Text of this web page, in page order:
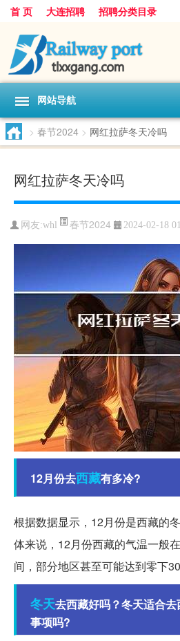
首 页 大连招聘 招聘分类目录
网站导航
> 春节2024 > 网红拉萨冬天冷吗
网红拉萨冬天冷吗
网友:whl 春节2024 2024-02-18
12月份去西藏有多冷?
根据数据显示，12月份是西藏的
体来说，12月份西藏的气温一般
间，部分地区甚至可能达到零下30
冬天去西藏好吗？冬天适合
事项吗?